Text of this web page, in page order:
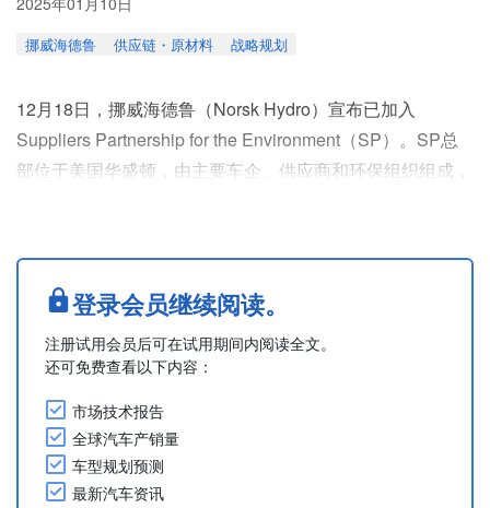
挪威海德鲁 供应链・原材料 战略规划
12月18日，挪威海德鲁（Norsk Hydro）宣布已加入
Suppliers Partnership for the Environment（SP）。SP总
部位于美国华盛顿，由主要车企、供应商和环保组织组成，
铝）帮助美国车企实现可持续发展目标，而加入SP恰好与
这一承诺相契合。成为SP的一员后，海德鲁希望与该协会
的其他成员密切合作，在整条供应链....
登录会员继续阅读。
注册试用会员后可在试用期间内阅读全文。
还可免费查看以下内容：
市场技术报告
全球汽车产销量
车型规划预测
最新汽车资讯